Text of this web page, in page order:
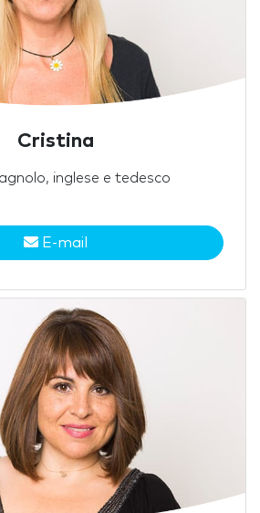
Cristina
inglese e tedesco
E-mail